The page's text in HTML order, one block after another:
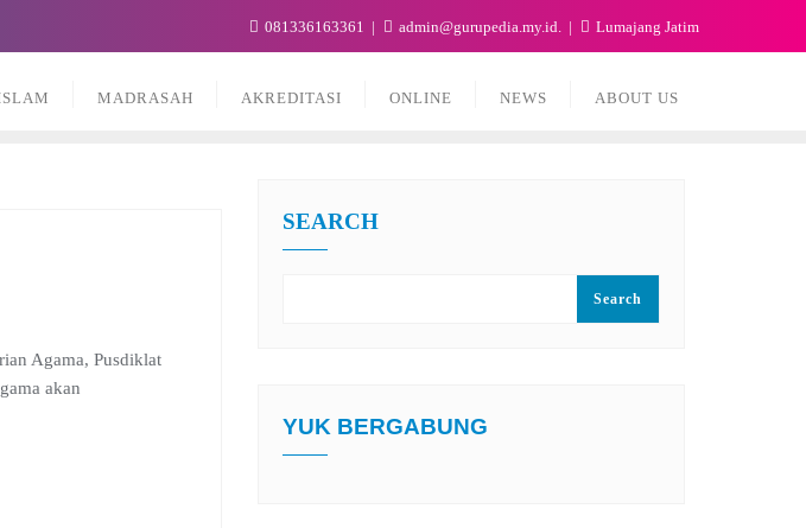
081336163361 admin@gurupedia.my.id. Lumajang Jatim
MADRASAH AKREDITASI ONLINE NEWS ABOUT US
Agama, Pusdiklat
akan
SEARCH
Search
YUK BERGABUNG